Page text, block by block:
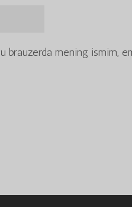
brauzerda mening ismim,